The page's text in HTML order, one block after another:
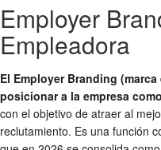
Employer
Empleadora
El Employer Branding
posicionar a la empresa
con el objetivo de atraer al
reclutamiento. Es una función